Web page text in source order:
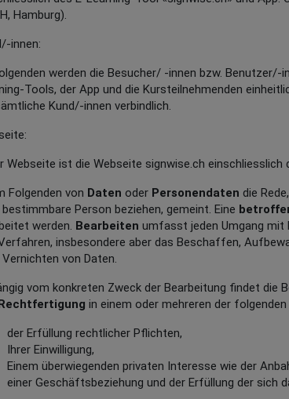
Hamburg).
innen:
werden die Besucher/ -innen bzw.
Tools, der App und die Kursteilnehmenden
Kund/-innen verbindlich.
Webseite ist die Webseite signwise.ch einschliesslich
Folgenden von Daten oder Personendaten die
Person beziehen, gemeint. Eine
werden. Bearbeiten umfasst jeden Umgang mit
insbesondere aber das Beschaffen,
von Daten.
vom konkreten Zweck der Bearbeitung findet die
in einem oder mehreren der folgenden
der Erfüllung rechtlicher Pflichten,
Ihrer Einwilligung,
Einem überwiegenden privaten Interesse wie der
einer Geschäftsbeziehung und der Erfüllung der sich